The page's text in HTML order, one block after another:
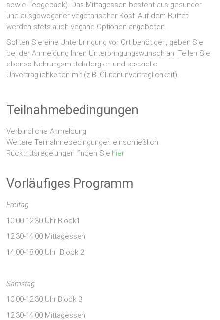
sowie Teegebäck). Das Mittagessen besteht aus gesunder
und ausgewogener vegetarischer Kost. Auf dem Buffet
werden stets auch vegane Optionen angeboten.
Sollten Sie eine Unterbringung vor Ort benötigen, geben Sie
bei der Anmeldung Ihren Unterbringungswunsch an. Teilen Sie
ebenso Nahrungsmittelallergien und spezielle
Unverträglichkeiten mit (z.B. Glutenunverträglichkeit).
Teilnahmebedingungen
Verbindliche Anmeldung
Weitere Teilnahmebedingungen einschließlich
Rücktrittsregelungen finden Sie hier
Vorläufiges Programm
Freitag
10:00-12:30 Uhr Block1
12:30-14:00 Mittagessen
14:00-18:00 Uhr Block 2
Samstag
10:00-12:30 Uhr Block 3
12:30-14:00 Mittagessen